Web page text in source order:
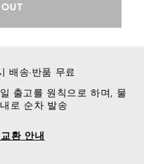
배송·반품 무료
출고를 원칙으로 하며, 물
로 순차 발송
환 안내